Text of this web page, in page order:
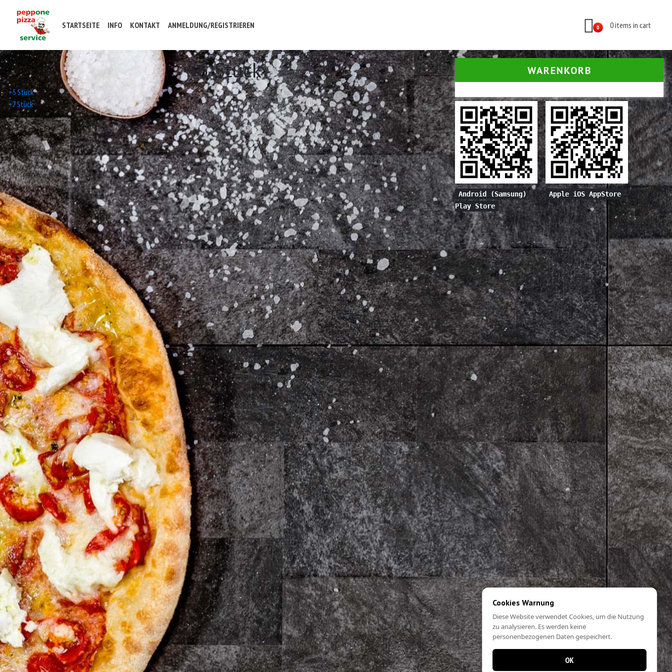
STARTSEITE INFO KONTAKT ANMELDUNG/REGISTRIEREN 0 0 items in cart
+6 Stück
Beitrags-
Navigation
+5 Stück
+7 Stück
WARENKORB
Android (Samsung)
Play Store
Apple iOS AppStore
Cookies Warnung
Diese Website verwendet Cookies, um die Nutzung
zu analysieren. Es werden keine
personenbezogenen Daten gespeichert.
OK